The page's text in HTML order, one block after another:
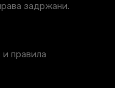
задржани.
и правила